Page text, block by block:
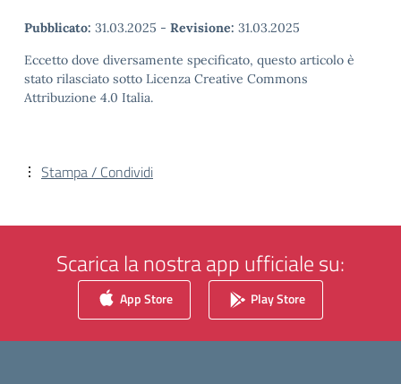
Pubblicato: 31.03.2025 - Revisione: 31.03.2025
Eccetto dove diversamente specificato, questo articolo è
stato rilasciato sotto Licenza Creative Commons
Attribuzione 4.0 Italia.
Stampa / Condividi
Scarica la nostra app ufficiale su:
App Store Play Store